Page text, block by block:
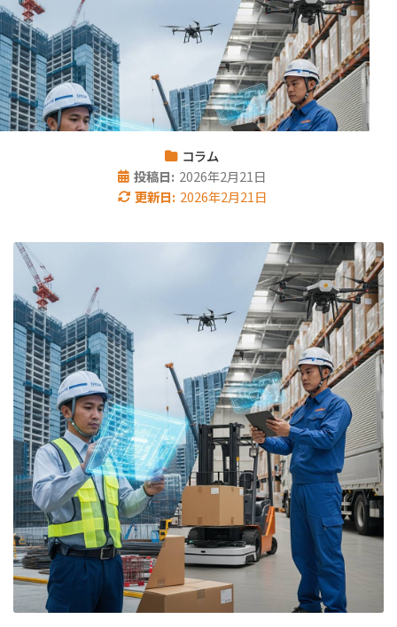
コラム
投稿日: 2026年2月21日
更新日: 2026年2月21日